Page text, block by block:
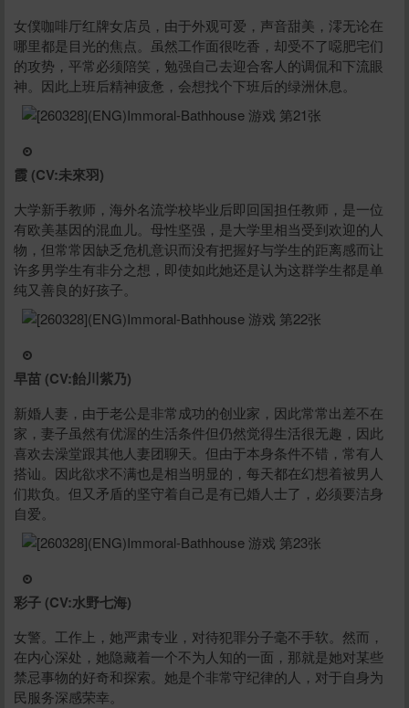
女僕咖啡厅红牌女店员，由于外观可爱，声音甜美，澪无论在
哪里都是目光的焦点。虽然工作面很吃香，却受不了噁肥宅们
的攻势，平常必须陪笑，勉强自己去迎合客人的调侃和下流眼
神。因此上班后精神疲惫，会想找个下班后的绿洲休息。
霞 (CV:未來羽)
大学新手教师，海外名流学校毕业后即回国担任教师，是一位
有欧美基因的混血儿。母性坚强，是大学里相当受到欢迎的人
物，但常常因缺乏危机意识而没有把握好与学生的距离感而让
许多男学生有非分之想，即使如此她还是认为这群学生都是单
纯又善良的好孩子。
早苗 (CV:飴川紫乃)
新婚人妻，由于老公是非常成功的创业家，因此常常出差不在
家，妻子虽然有优渥的生活条件但仍然觉得生活很无趣，因此
喜欢去澡堂跟其他人妻团聊天。但由于本身条件不错，常有人
搭讪。因此欲求不满也是相当明显的，每天都在幻想着被男人
们欺负。但又矛盾的坚守着自己是有已婚人士了，必须要洁身
自爱。
彩子 (CV:水野七海)
女警。工作上，她严肃专业，对待犯罪分子毫不手软。然而，
在内心深处，她隐藏着一个不为人知的一面，那就是她对某些
禁忌事物的好奇和探索。她是个非常守纪律的人，对于自身为
民服务深感荣幸。